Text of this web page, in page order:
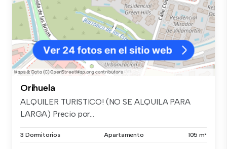
Orihuela
ALQUILER TURISTICO! (NO SE ALQUILA PARA
LARGA) Precio por...
3 Dormitorios Apartamento 105 m²